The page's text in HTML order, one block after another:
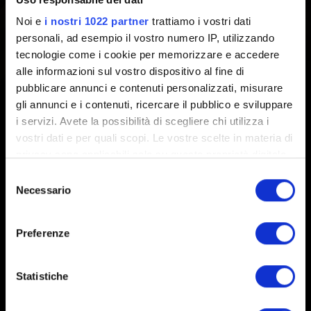
Noi e i nostri 1022 partner trattiamo i vostri dati
personali, ad esempio il vostro numero IP, utilizzando
tecnologie come i cookie per memorizzare e accedere
alle informazioni sul vostro dispositivo al fine di
pubblicare annunci e contenuti personalizzati, misurare
gli annunci e i contenuti, ricercare il pubblico e sviluppare
i servizi. Avete la possibilità di scegliere chi utilizza i
vostri dati e per quali scopi. Le vostre scelte in materia di
modificare o revocare il proprio consenso in qualsiasi
momento dalla Dichiarazione sui cookie o facendo clic
raccogliere informazioni sulla tua posizione
geografica, con un'approssimazione di qualche
delNecessario
Preferenze
Statistiche
Le varie skin di Alzur possono essere scelte durante a
selezione del mazzo nel laboratorio di Alzur dopo la
sessione iniziale.